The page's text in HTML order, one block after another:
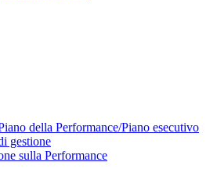
della Performance/Piano esecutivo
gestione
sulla Performance